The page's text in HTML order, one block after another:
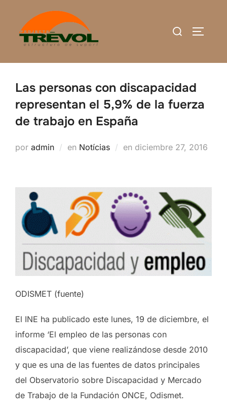
contenido
Buscar:
Las personas con discapacidad
representan el 5,9% de la fuerza
de trabajo en España
por admin en Notícias en Publicado
diciembre 27, 2016
ODISMET (fuente)
El INE ha publicado este lunes, 19 de diciembre, el
informe ‘El empleo de las personas con
discapacidad’, que viene realizándose desde 2010
y que es una de las fuentes de datos principales
del Observatorio sobre Discapacidad y Mercado
de Trabajo de la Fundación ONCE, Odismet.